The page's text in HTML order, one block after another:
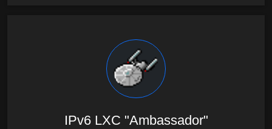
IPv6 LXC "Ambassador"